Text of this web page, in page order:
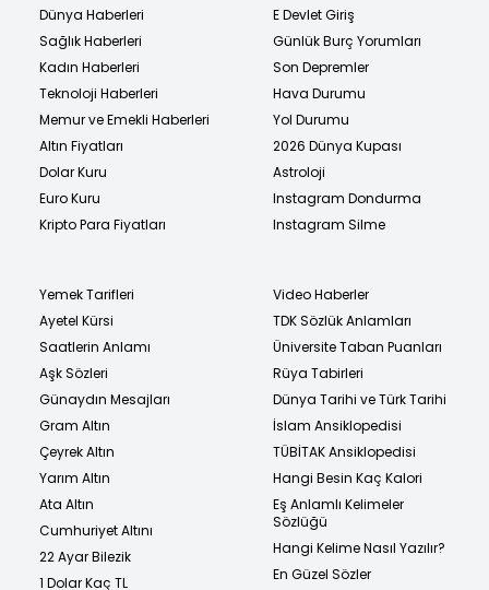
Dünya Haberleri
Sağlık Haberleri
Kadın Haberleri
Teknoloji Haberleri
Memur ve Emekli Haberleri
Altın Fiyatları
Dolar Kuru
Euro Kuru
Kripto Para Fiyatları
E Devlet Giriş
Günlük Burç Yorumları
Son Depremler
Hava Durumu
Yol Durumu
2026 Dünya Kupası
Astroloji
Instagram Dondurma
Instagram Silme
Yemek Tarifleri
Ayetel Kürsi
Saatlerin Anlamı
Aşk Sözleri
Günaydın Mesajları
Gram Altın
Çeyrek Altın
Yarım Altın
Ata Altın
Cumhuriyet Altını
22 Ayar Bilezik
1 Dolar Kaç TL
Video Haberler
TDK Sözlük Anlamları
Üniversite Taban Puanları
Rüya Tabirleri
Dünya Tarihi ve Türk Tarihi
İslam Ansiklopedisi
TÜBİTAK Ansiklopedisi
Hangi Besin Kaç Kalori
Eş Anlamlı Kelimeler
Sözlüğü
Hangi Kelime Nasıl Yazılır?
En Güzel Sözler